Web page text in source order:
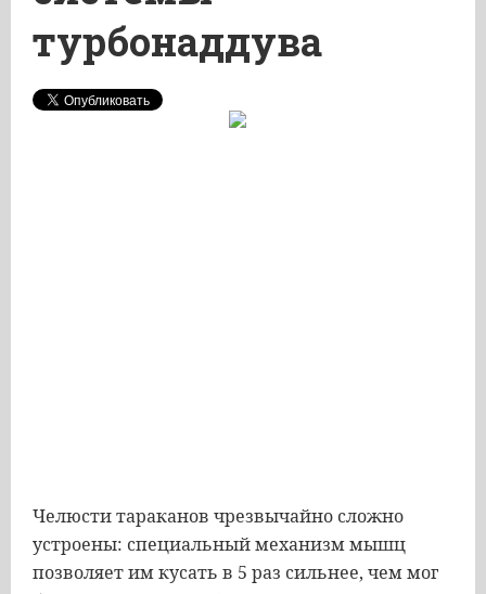
турбонаддува
Челюсти тараканов чрезвычайно сложно
устроены: специальный механизм мышц
позволяет им кусать в 5 раз сильнее, чем мог